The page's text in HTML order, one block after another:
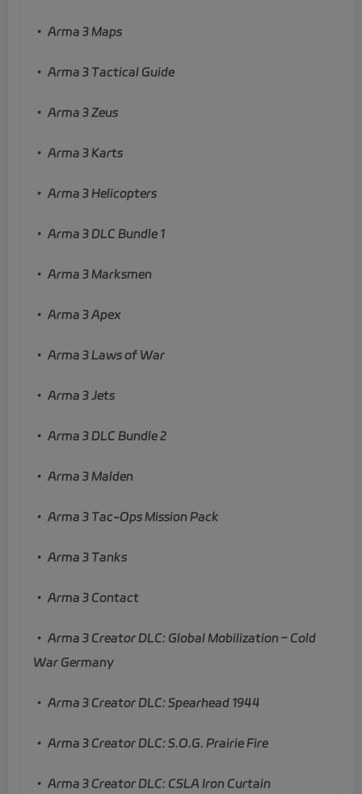
• Arma 3 Maps
• Arma 3 Tactical Guide
• Arma 3 Zeus
• Arma 3 Karts
• Arma 3 Helicopters
• Arma 3 DLC Bundle 1
• Arma 3 Marksmen
• Arma 3 Apex
• Arma 3 Laws of War
• Arma 3 Jets
• Arma 3 DLC Bundle 2
• Arma 3 Malden
• Arma 3 Tac-Ops Mission Pack
• Arma 3 Tanks
• Arma 3 Contact
• Arma 3 Creator DLC: Global Mobilization – Cold
War Germany
• Arma 3 Creator DLC: Spearhead 1944
• Arma 3 Creator DLC: S.O.G. Prairie Fire
• Arma 3 Creator DLC: CSLA Iron Curtain